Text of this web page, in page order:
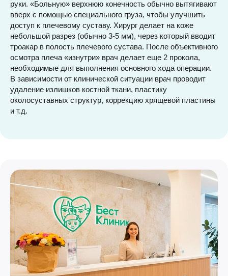
руки. «Больную» верхнюю конечность обычно вытягивают
вверх с помощью специального груза, чтобы улучшить
доступ к плечевому суставу. Хирург делает на коже
небольшой разрез (обычно 3-5 мм), через который вводит
троакар в полость плечевого сустава. После объективного
осмотра плеча «изнутри» врач делает еще 2 прокола,
необходимые для выполнения основного хода операции.
В зависимости от клинической ситуации врач проводит
удаление излишков костной ткани, пластику
околосуставных структур, коррекцию хрящевой пластины
и т.д.